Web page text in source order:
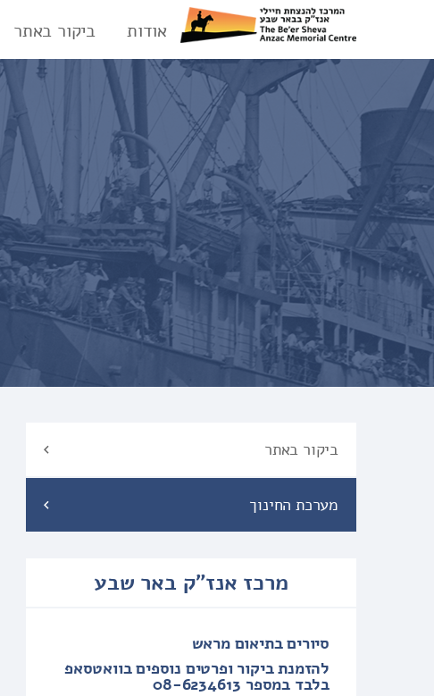
אודות ביקור באתר
ביקור באתר
מערכת החינוך
מרכז אנז"ק באר שבע
סיורים בתיאום מראש
להזמנת ביקור ופרטים נוספים בוואטסאפ
בלבד במספר 08-6234613